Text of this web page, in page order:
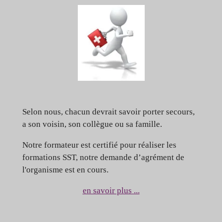
Selon nous, chacun devrait savoir porter secours,
a son voisin, son collègue ou sa famille.
Notre formateur est certifié pour réaliser les
formations SST, notre demande d’agrément de
l'organisme est en cours.
en savoir plus ...